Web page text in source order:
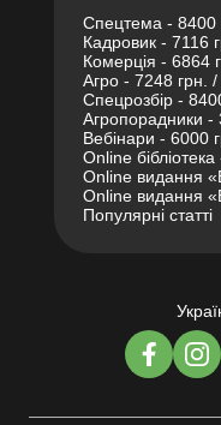
Спецтема - 8400
Кадровик - 7116
Комерція - 6864
Агро - 7248 грн. /
Спецрозбір -
Агропорадники -
Вебінари - 6000
Online
Online видання
Online видання
Популярні статті